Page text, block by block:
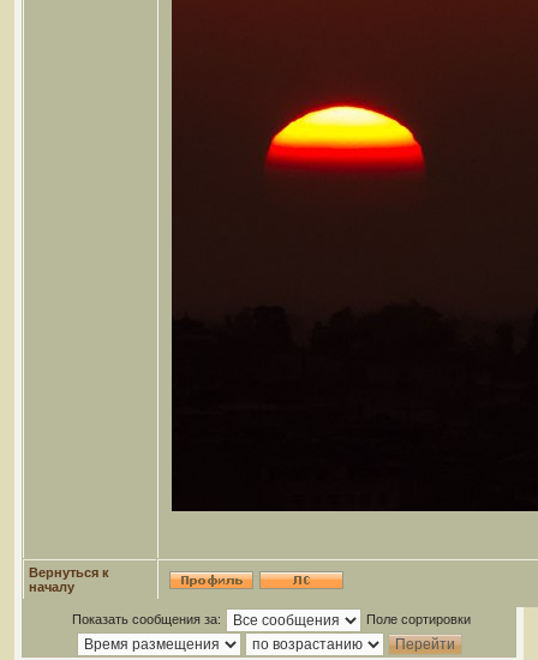
Вернуться к
началу
Показать сообщения за: Поле сортировки